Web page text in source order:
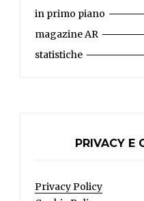
in primo piano
magazine AR
statistiche
PRIVACY E
Privacy Policy